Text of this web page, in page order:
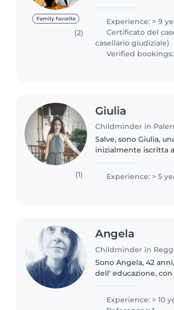
Family favorite
(2)
Experience: > 9
Certificato del
casellario giudiziale)
Verified bookings:
(1)
Giulia
Childminder in
Salve, sono Giulia,
inizialmente iscritta
piacciono..
Experience: > 5
Angela
Childminder in
Sono Angela, 42
dell' educazione,
per scuole
Experience: > 10